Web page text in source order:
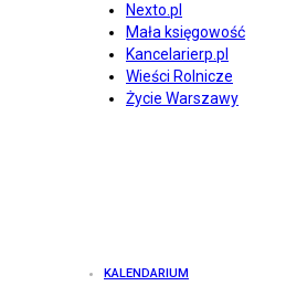
Nexto.pl
Mała księgowość
Kancelarierp.pl
Wieści Rolnicze
Życie Warszawy
KALENDARIUM